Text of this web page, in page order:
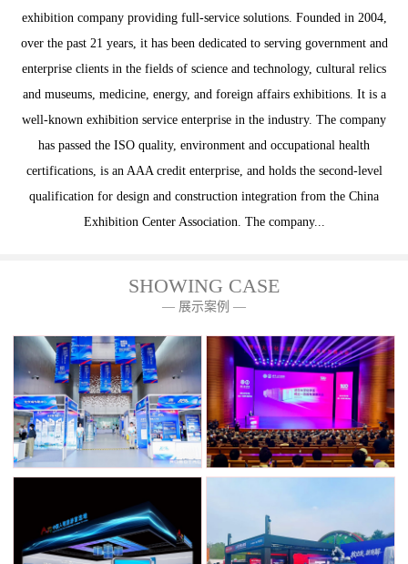
exhibition company providing full-service solutions. Founded in 2004,
over the past 21 years, it has been dedicated to serving government and
enterprise clients in the fields of science and technology, cultural relics
and museums, medicine, energy, and foreign affairs exhibitions. It is a
well-known exhibition service enterprise in the industry. The company
has passed the ISO quality, environment and occupational health
certifications, is an AAA credit enterprise, and holds the second-level
qualification for design and construction integration from the China
Exhibition Center Association. The company...
SHOWING CASE
— 展示案例 —